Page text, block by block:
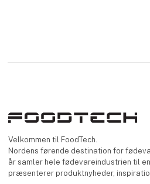
Velkommen til FoodTech.
Nordens førende destination for
år samler hele fødevareindustrien til
præsenterer produktnyheder,